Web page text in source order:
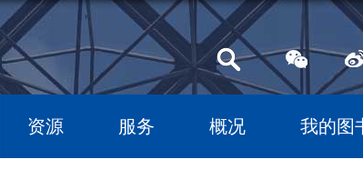
资源 服务 概况 我的图